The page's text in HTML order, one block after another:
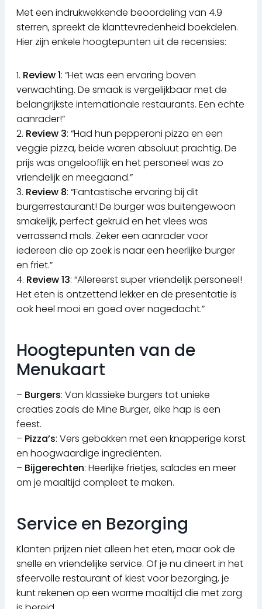
Met een indrukwekkende beoordeling van 4.9
sterren, spreekt de klanttevredenheid boekdelen.
Hier zijn enkele hoogtepunten uit de recensies:
1. Review 1: “Het was een ervaring boven
verwachting. De smaak is vergelijkbaar met de
belangrijkste internationale restaurants. Een echte
aanrader!”
2. Review 3: “Had hun pepperoni pizza en een
veggie pizza, beide waren absoluut prachtig. De
prijs was ongelooflijk en het personeel was zo
vriendelijk en meegaand.”
3. Review 8: “Fantastische ervaring bij dit
burgerrestaurant! De burger was buitengewoon
smakelijk, perfect gekruid en het vlees was
verrassend mals. Zeker een aanrader voor
iedereen die op zoek is naar een heerlijke burger
en friet.”
4. Review 13: “Allereerst super vriendelijk personeel!
Het eten is ontzettend lekker en de presentatie is
ook heel mooi en goed over nagedacht.”
Hoogtepunten van de
Menukaart
– Burgers: Van klassieke burgers tot unieke
creaties zoals de Mine Burger, elke hap is een
feest.
– Pizza’s: Vers gebakken met een knapperige korst
en hoogwaardige ingrediënten.
– Bijgerechten: Heerlijke frietjes, salades en meer
om je maaltijd compleet te maken.
Service en Bezorging
Klanten prijzen niet alleen het eten, maar ook de
snelle en vriendelijke service. Of je nu dineert in het
sfeervolle restaurant of kiest voor bezorging, je
kunt rekenen op een warme maaltijd die met zorg